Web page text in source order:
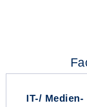
IT-/ Medien-